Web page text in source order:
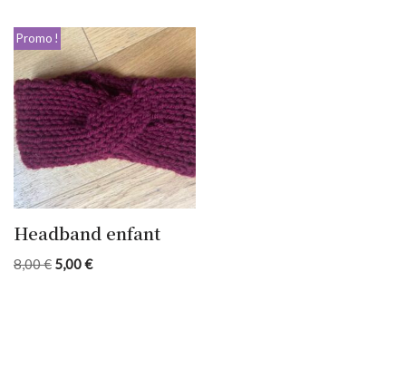
Promo !
Headband enfant
8,00€ 5,00€